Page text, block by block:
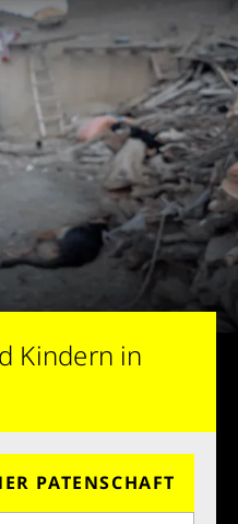
Kindern in
PATENSCHAFT